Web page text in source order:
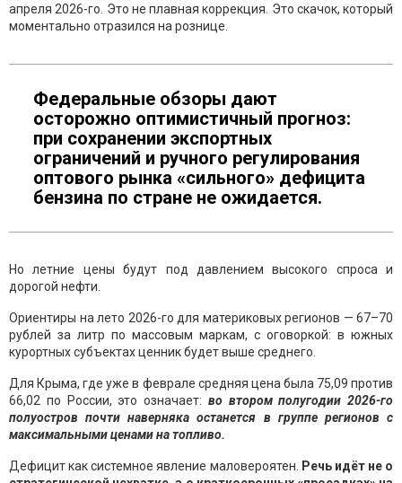
апреля 2026-го. Это не плавная коррекция. Это скачок, который
моментально отразился на рознице.
Федеральные обзоры дают
осторожно оптимистичный прогноз:
при сохранении экспортных
ограничений и ручного регулирования
оптового рынка «сильного» дефицита
бензина по стране не ожидается.
Но летние цены будут под давлением высокого спроса и
дорогой нефти.
Ориентиры на лето 2026-го для материковых регионов — 67–70
рублей за литр по массовым маркам, с оговоркой: в южных
курортных субъектах ценник будет выше среднего.
Для Крыма, где уже в феврале средняя цена была 75,09 против
66,02 по России, это означает: во втором полугодии 2026-го
полуостров почти наверняка останется в группе регионов с
максимальными ценами на топливо.
Дефицит как системное явление маловероятен.
Речь идёт не о